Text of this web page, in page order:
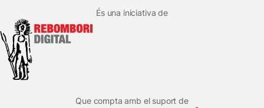
És una iniciativa de
Que compta amb el suport de